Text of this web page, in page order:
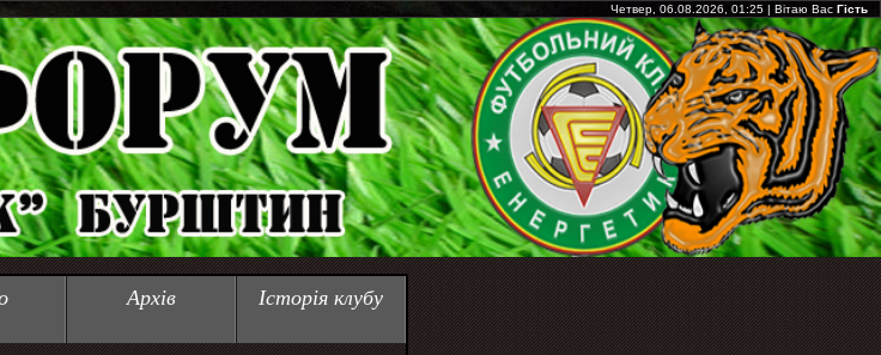
Четвер, 06.08.2026, 01:25 | Вітаю Вас Гість
Архів Історія клубу